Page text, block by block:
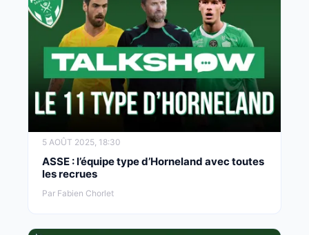
5 AOÛT 2025, 18:30
ASSE : l’équipe type d’Horneland avec toutes
les recrues
Par Fabien Chorlet